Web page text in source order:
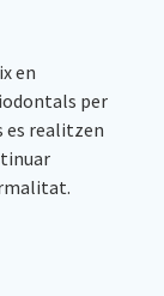
en
per
es realitzen